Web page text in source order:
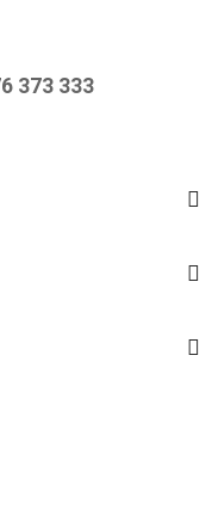
373 333